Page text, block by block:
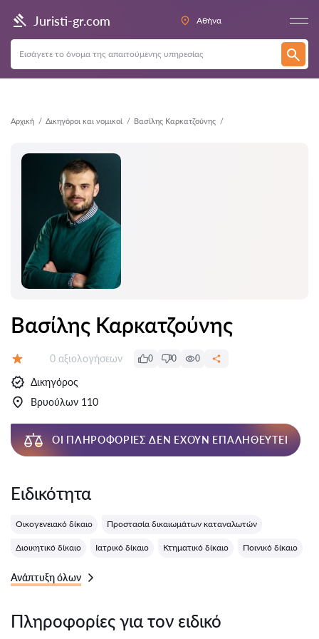
Juristi-gr.com Αθήνα
Αρχική Δικηγόροι και νομικοί Βασίλης Καρκατζούνης
Πίσω
Βασίλης Καρκατζούνης
Αξιολογήσεις:
0 αξιολογήσεων 0 0 0
Δικηγόρος
Βρυούλων 110
ΟΙ ΠΛΗΡΟΦΟΡΊΕΣ ΔΕΝ ΈΧΟΥΝ ΕΠΑΛΗΘΕΥΤΕΊ
Ειδικότητα
Οικογενειακό δίκαιο Προστασία δικαιωμάτων καταναλωτών
Διοικητικό δίκαιο Ιατρικό δίκαιο Κτηματικό δίκαιο Ποινικό δίκαιο
Ανάπτυξη όλων
Πληροφορίες για τον ειδικό